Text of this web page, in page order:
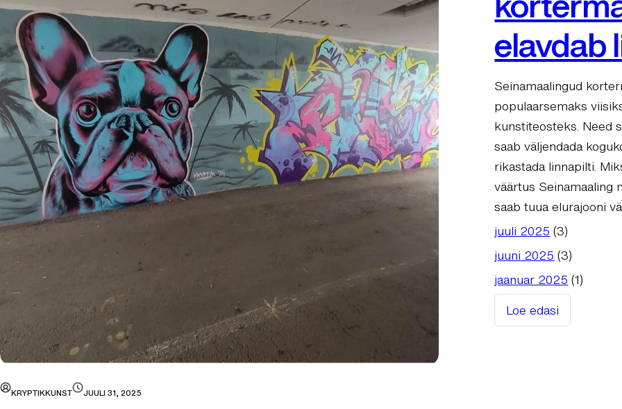
KRYPTIKKUNST JUULI 31, 2025
elavdab
Seinamaalingud
populaarsemaks
kunstiteosteks. Need
saab väljendada
rikastada linnapilti.
väärtus Seinamaaling
saab tuua elurajooni
juuli 2025 (3)
juuni 2025 (3)
jaanuar 2025 (1)
Loe edasi
: